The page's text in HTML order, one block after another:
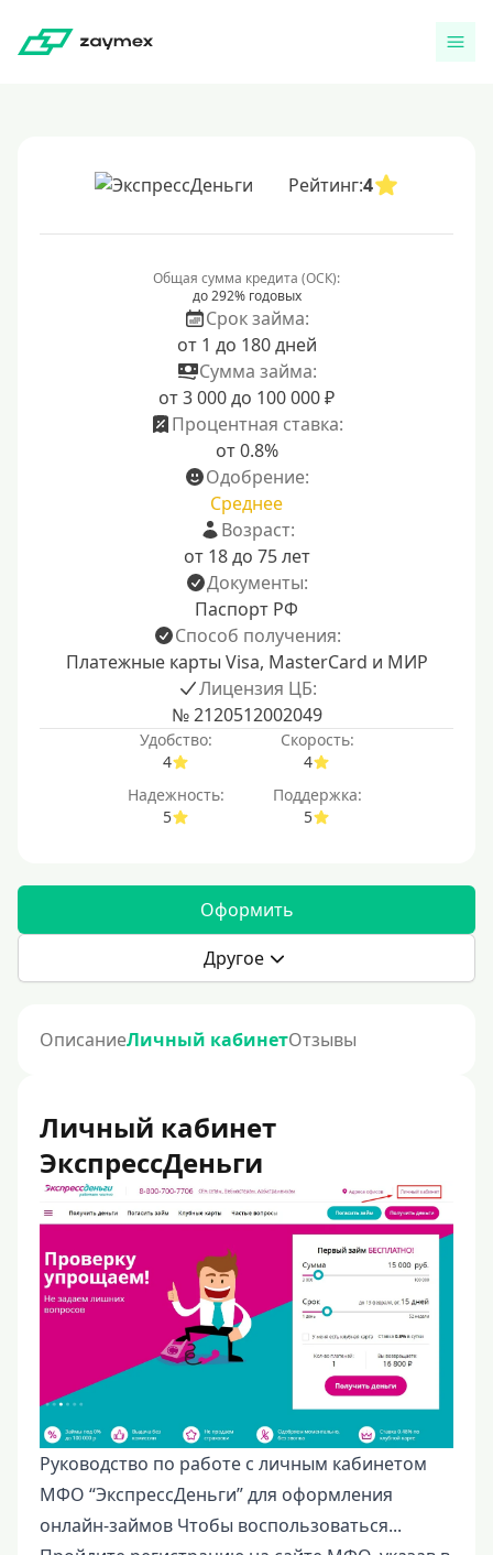
Рейтинг:4
Общая сумма кредита (ОСК):
до 292% годовых
Срок займа:
от 1 до 180 дней
Сумма займа:
от 3 000 до 100 000 ₽
Процентная ставка:
от 0.8%
Одобрение:
Среднее
Возраст:
от 18 до 75 лет
Документы:
Паспорт РФ
Способ получения:
Платежные карты Visa, MasterCard и МИР
Лицензия ЦБ:
№ 2120512002049
Удобство:
4
Скорость:
4
Надежность:
5
Поддержка:
5
Оформить
Другое
ОписаниеЛичный кабинетОтзывы
Личный кабинет
ЭкспрессДеньги
Руководство по работе с личным кабинетом
МФО “ЭкспрессДеньги” для оформления
онлайн-займов Чтобы воспользоваться...